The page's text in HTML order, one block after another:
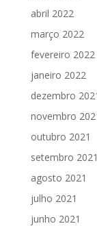
abril 2022
março 2022
fevereiro 2022
janeiro 2022
dezembro
novembro
outubro 2021
setembro 2021
agosto 2021
julho 2021
junho 2021